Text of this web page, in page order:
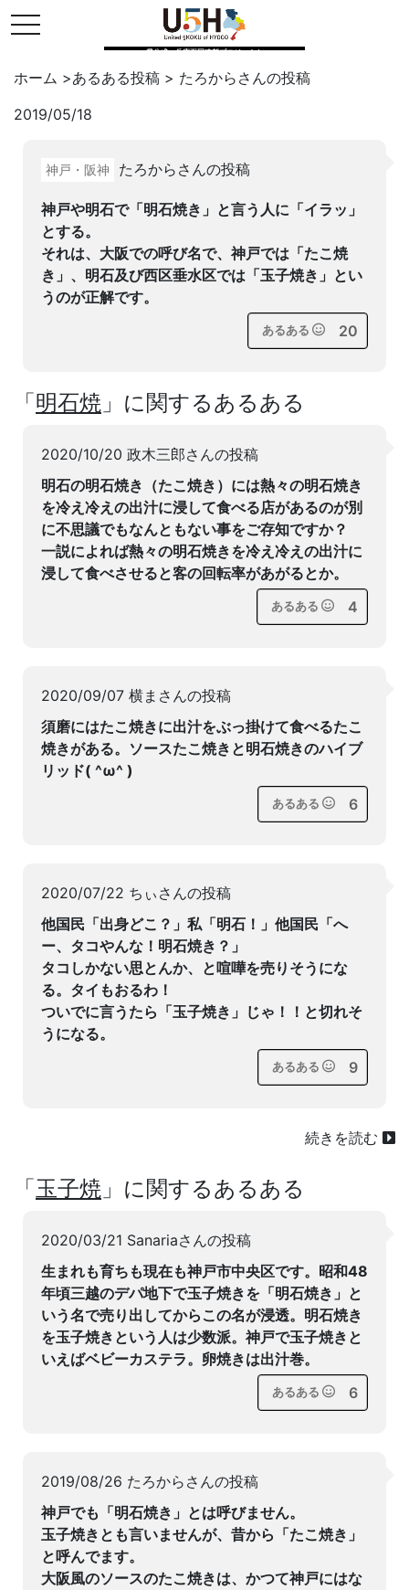
toggle navigation
県公式・兵庫五国連邦プロジェクト
ホーム >あるある投稿 > たろから さんの投稿
2019/05/18
神戸・阪神 たろからさんの投稿
神戸や明石で「明石焼き」と言う人に「イラッ」
とする。
それは、大阪での呼び名で、神戸では「たこ焼
き」、明石及び西区垂水区では「玉子焼き」とい
うのが正解です。
あるある 20
「明石焼 」に関するあるある
2020/10/20 政木三郎さんの投稿
明石の明石焼き（たこ焼き）には熱々の明石焼き
を冷え冷えの出汁に浸して食べる店があるのが別
に不思議でもなんともない事をご存知ですか？
一説によれば熱々の明石焼きを冷え冷えの出汁に
浸して食べさせると客の回転率があがるとか。
あるある 4
2020/09/07 横まさんの投稿
須磨にはたこ焼きに出汁をぶっ掛けて食べるたこ
焼きがある。ソースたこ焼きと明石焼きのハイブ
リッド( ^ω^ )
あるある 6
2020/07/22 ちぃさんの投稿
他国民「出身どこ？」私「明石！」他国民「へ
ー、タコやんな！明石焼き？」
タコしかない思とんか、と喧嘩を売りそうにな
る。タイもおるわ！
ついでに言うたら「玉子焼き」じゃ！！と切れそ
うになる。
あるある 9
続きを読む
「玉子焼 」に関するあるある
2020/03/21 Sanariaさんの投稿
生まれも育ちも現在も神戸市中央区です。昭和48
年頃三越のデパ地下で玉子焼きを「明石焼き」と
いう名で売り出してからこの名が浸透。明石焼き
を玉子焼きという人は少数派。神戸で玉子焼きと
いえばベビーカステラ。卵焼きは出汁巻。
あるある 6
2019/08/26 たろからさんの投稿
神戸でも「明石焼き」とは呼びません。
玉子焼きとも言いませんが、昔から「たこ焼き」
と呼んでます。
大阪風のソースのたこ焼きは、かつて神戸にはな